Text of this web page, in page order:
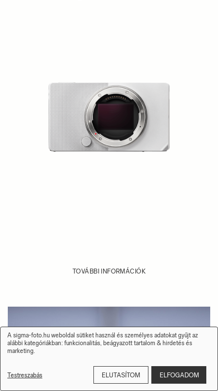
TOVÁBBI INFORMÁCIÓK
Személyes
adatok
és
A sigma-foto.hu weboldal sütiket használ és személyes adatokat gyűjt az
alábbi kategóriákban: funkcionalitás, beágyazott tartalom & hirdetés és
marketing.
Testreszabás ELUTASÍTOM ELFOGADOM